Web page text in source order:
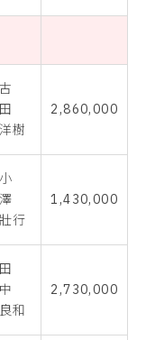
古
田
洋樹
2,860,000
小
澤
壯行
1,430,000
田
中
良和
2,730,000